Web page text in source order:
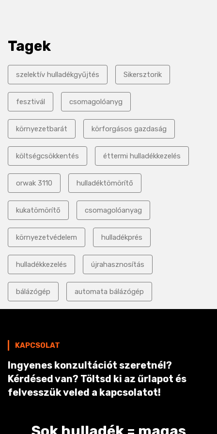
Tagek
szelektív hulladékgyűjtés Sikersztorik
fesztivál csomagolóanyg
környezetbarát körforgásos gazdaság
költségcsökkentés éttermi hulladékkezelés
orwak 3110 hulladéktömörítő
kukatömörítő csomagolóanyag
környezetvédelem hulladékprés
hulladékkezelés újrahasznosítás
bálázógép automata bálázógép
KAPCSOLAT
Ingyenes konzultációt szeretnél?
Kérdésed van? Töltsd ki az űrlapot és
felvesszük veled a kapcsolatot!